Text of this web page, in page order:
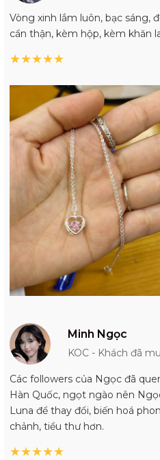
Vòng xinh lắm luôn, bạc sáng,
cẩn thận, kèm hộp, kèm khăn
★★★★★
Minh Ngọc
KOC - Khách đã
Các followers của Ngọc đã
Hàn Quốc, ngọt ngào nên
Luna để thay đổi, biến hoá
chảnh, tiểu thư hơn.
★★★★★